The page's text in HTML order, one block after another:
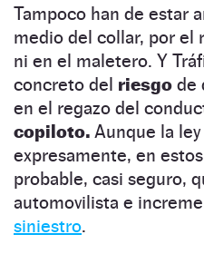
Tampoco han de estar
medio del collar, por el
ni en el maletero. Y
concreto del riesgo de
en el regazo del
copiloto. Aunque la
expresamente, en
probable, casi seguro,
automovilista e
siniestro.